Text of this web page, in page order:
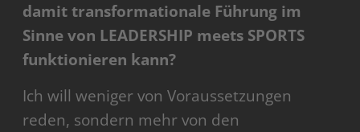
damit transformationale Führung im
Sinne von LEADERSHIP meets SPORTS
funktionieren kann?
Ich will weniger von Voraussetzungen
reden, sondern mehr von den